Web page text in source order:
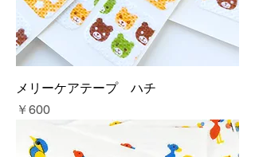
メリーケアテープ ハチ
価格
￥600